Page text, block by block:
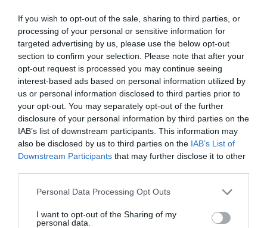
If you wish to opt-out of the sale, sharing to third parties, or
processing of your personal or sensitive information for
targeted advertising by us, please use the below opt-out
section to confirm your selection. Please note that after your
opt-out request is processed you may continue seeing
interest-based ads based on personal information utilized by
us or personal information disclosed to third parties prior to
your opt-out. You may separately opt-out of the further
disclosure of your personal information by third parties on the
IAB’s list of downstream participants. This information may
also be disclosed by us to third parties on the IAB’s List of
Downstream Participants that may further disclose it to other
Please note that this website/app uses one or more Google
not limited to your visit or usage behaviour. You may click to
Personal Data Processing Opt Outs
I want to opt-out of the Sharing of my
personal data.